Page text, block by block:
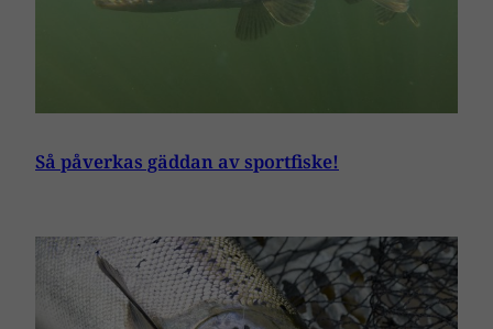
Så påverkas gäddan av sportfiske!